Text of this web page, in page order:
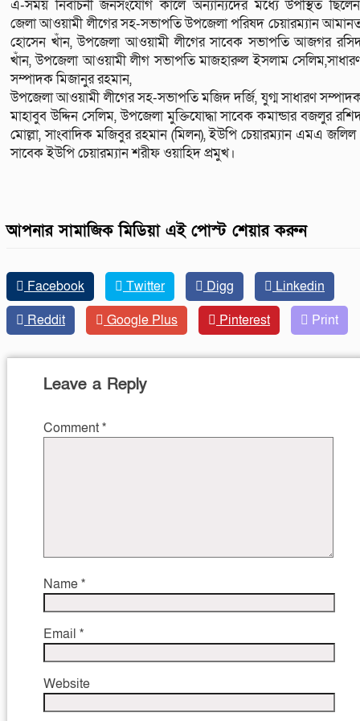
এ-সময় নির্বাচনী জনসংযোগ কালে অন্যান্যদের মধ্যে উপস্থিত
জেলা আওয়ামী লীগের সহ-সভাপতি উপজেলা পরিষদ চেয়ারম্যান
হোসেন খাঁন, উপজেলা আওয়ামী লীগের সাবেক সভাপতি আজগর
খাঁন, উপজেলা আওয়ামী লীগ সভাপতি মাজহারুল ইসলাম
সম্পাদক মিজানুর রহমান,
উপজেলা আওয়ামী লীগের সহ-সভাপতি মজিদ দর্জি, যুগ্ম সাধারণ
মাহাবুব উদ্দিন সেলিম, উপজেলা মুক্তিযোদ্ধা সাবেক কমান্ডার বজলুর
মোল্লা, সাংবাদিক মজিবুর রহমান (মিলন), ইউপি চেয়ারম্যান এমএ জলিল
সাবেক ইউপি চেয়ারম্যান শরীফ ওয়াহিদ প্রমুখ।
আপনার সামাজিক মিডিয়া এই পোস্ট শেয়ার করুন
Facebook Twitter Digg
Linkedin
Reddit
Google Plus Pinterest Print
Leave a Reply
Comment*
Name*
Email *
Website